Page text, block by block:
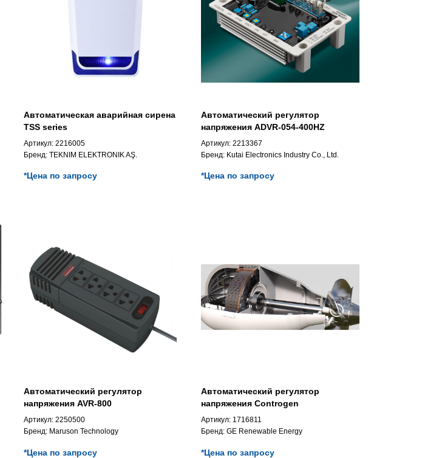
Автоматическая аварийная сирена
TSS series
Артикул: 2216005
Бренд: TEKNIM ELEKTRONIK AŞ.
*Цена по запросу
Автоматический регулятор
напряжения ADVR-054-400HZ
Артикул: 2213367
Бренд: Kutai Electronics Industry Co., Ltd.
*Цена по запросу
Автоматический регулятор
напряжения AVR-800
Артикул: 2250500
Бренд: Maruson Technology
*Цена по запросу
Автоматический регулятор
напряжения Controgen
Артикул: 1716811
Бренд: GE Renewable Energy
*Цена по запросу